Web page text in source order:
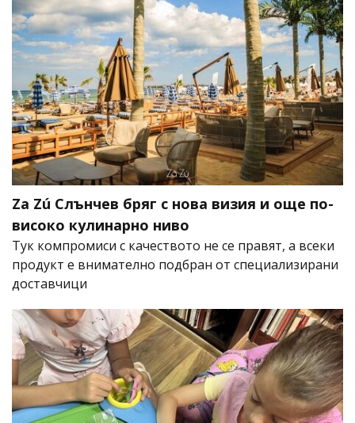
Za Zú Слънчев бряг с нова визия и още по-
високо кулинарно ниво
Тук компромиси с качеството не се правят, а всеки
продукт е внимателно подбран от специализирани
доставчици